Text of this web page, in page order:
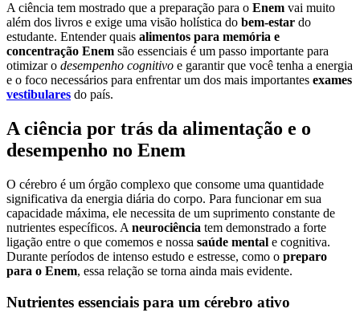
A ciência tem mostrado que a preparação para o Enem vai muito
além dos livros e exige uma visão holística do bem-estar do
estudante. Entender quais alimentos para memória e
concentração Enem são essenciais é um passo importante para
otimizar o desempenho cognitivo e garantir que você tenha a energia
e o foco necessários para enfrentar um dos mais importantes exames
vestibulares do país.
A ciência por trás da alimentação e o
desempenho no Enem
O cérebro é um órgão complexo que consome uma quantidade
significativa da energia diária do corpo. Para funcionar em sua
capacidade máxima, ele necessita de um suprimento constante de
nutrientes específicos. A neurociência tem demonstrado a forte
ligação entre o que comemos e nossa saúde mental e cognitiva.
Durante períodos de intenso estudo e estresse, como o preparo
para o Enem, essa relação se torna ainda mais evidente.
Nutrientes essenciais para um cérebro ativo